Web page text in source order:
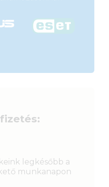
legkésőbb a
munkanapon